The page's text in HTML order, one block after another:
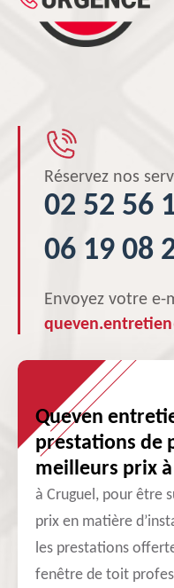
Réservez nos
02 52 56
06 19 08
Envoyez votre e-
Queven
prestations de
meilleurs prix
à Cruguel, pour être
prix en matière
les prestations
fenêtre de toit